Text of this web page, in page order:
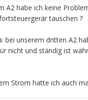
A2 habe ich keine
tauschen ?
bei unserem dritten A2
nicht und ständig ist
Strom hatte ich auch